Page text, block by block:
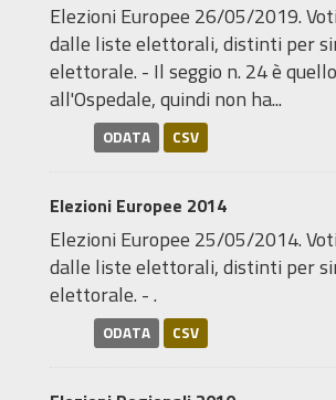
Elezioni Europee 26/05/2019.
dalle liste elettorali, distinti per
elettorale. - Il seggio n. 24 è
all'Ospedale, quindi non ha...
ODATA CSV
Elezioni Europee 2014
Elezioni Europee 25/05/2014.
dalle liste elettorali, distinti per
elettorale. - .
ODATA CSV